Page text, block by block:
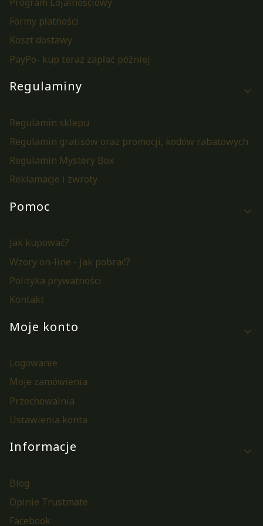
Formy płatności
Koszt dostawy
PayPo- kup teraz zapłać później
Regulaminy
Regulamin sklepu
Regulamin gratisów oraz promocji, kodów rabatowych
Regulamin Mystery Box
Reklamacje i zwroty
Pomoc
Jak kupować?
Wzory on-line - jak pobrać?
Polityka prywatności
Kontakt
Moje konto
Logowanie
Moje zamówienia
Przechowalnia
Ustawienia konta
Informacje
Blog
Opinie Trustmate
Facebook